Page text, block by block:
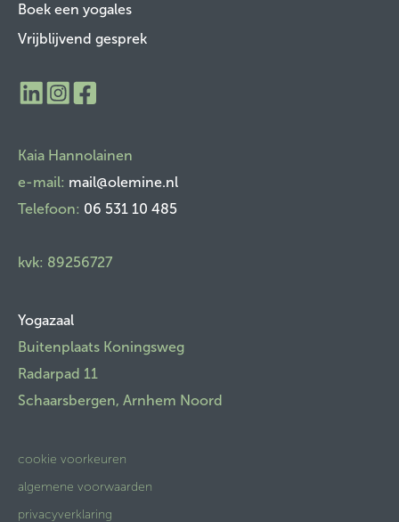
​Kaia Hannolainen
e-mail: mail@olemine.nl
Telefoon: 06 531 10 485
kvk: 89256727
Yogazaal
Buitenplaats Koningsweg
Radarpad 11
Schaarsbergen, Arnhem Noord
cookie voorkeuren
algemene voorwaarden
privacyverklaring
Boek een yogales
Vrijblijvend gesprek